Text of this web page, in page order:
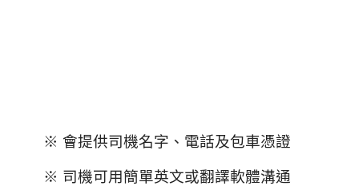
※ 會提供司機名字、電話及包車憑證
※ 司機可用簡單英文或翻譯軟體溝通